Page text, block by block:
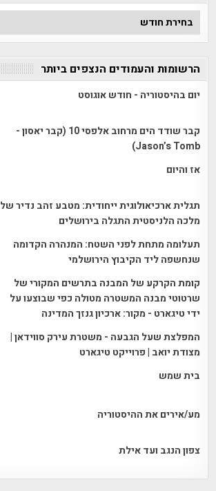
ארכיון
הכתבות
הרשומות והעמודים הנצפים ביותר
יום בהיסטוריה - חודש אוגוסט
קבר שודד הים מרחוב אלפסי 10 (קבר יאסון -
Jason’s Tomb)
אז והיום
תגלית ארכיאולוגית ייחודית: מטבע זהב נדיר של
מלכה הלניסטית התגלה בירושלים
תעלומה מתחת לפני השטח: המנהרה הקדומה
שנחשפה ליד הקיבוץ הירושלמי
קומת הקרקע של המבנה בתרשים המקורי של
שרטוטי מבנה המשטרה מטולה כפי שבוצעו על
ידי טיגארט - מקור: ארכיון גנזך המדינה
המפלצת שעל הגבעה - משטרת עירק סווידאן |
מצודת יואב | פרוייקט טיגארט
בית שמש
מע/אירים את ההיסטוריה
צפון הנגב ועד אילת